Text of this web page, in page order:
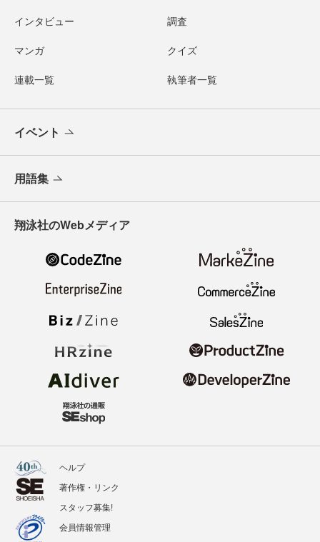
インタビュー 調査
マンガ クイズ
連載一覧 執筆者一覧
イベント
用語集
翔泳社のWebメディア
ヘルプ
著作権・リンク
スタッフ募集!
会員情報管理